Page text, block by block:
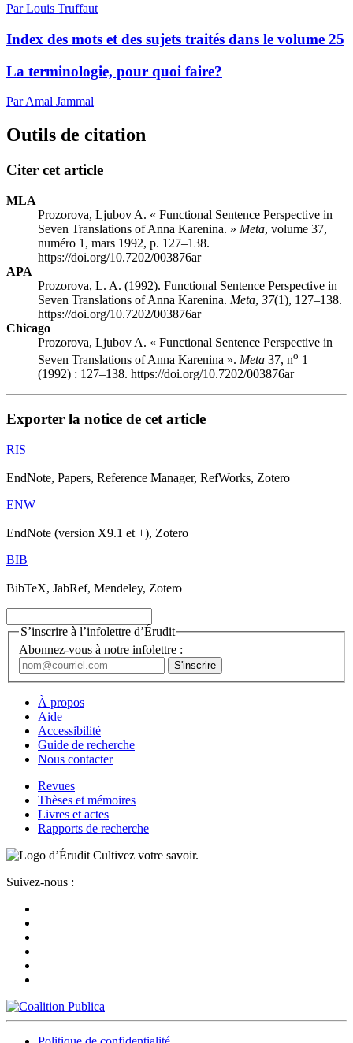
Par Louis Truffaut
Index des mots et des sujets traités dans le volume 25
La terminologie, pour quoi faire?
Par Amal Jammal
Outils de citation
Citer cet article
MLA
Prozorova, Ljubov A. « Functional Sentence Perspective in
Seven Translations of Anna Karenina. » Meta, volume 37,
numéro 1, mars 1992, p. 127–138.
https://doi.org/10.7202/003876ar
APA
Prozorova, L. A. (1992). Functional Sentence Perspective in
Seven Translations of Anna Karenina. Meta, 37(1), 127–138.
https://doi.org/10.7202/003876ar
Chicago
Prozorova, Ljubov A. « Functional Sentence Perspective in
Seven Translations of Anna Karenina ». Meta 37, no 1
(1992) : 127–138. https://doi.org/10.7202/003876ar
Exporter la notice de cet article
RIS
EndNote, Papers, Reference Manager, RefWorks, Zotero
ENW
EndNote (version X9.1 et +), Zotero
BIB
BibTeX, JabRef, Mendeley, Zotero
S’inscrire à l’infolettre d’Érudit
Abonnez-vous à notre infolettre :
À propos
Aide
Accessibilité
Guide de recherche
Nous contacter
Revues
Thèses et mémoires
Livres et actes
Rapports de recherche
Cultivez votre savoir.
Suivez-nous :